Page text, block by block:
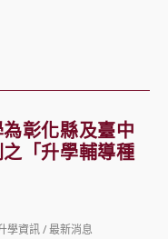
為彰化縣及臺中
「升學輔導種
學資訊/最新消息